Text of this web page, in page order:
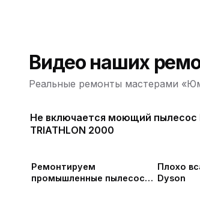
Садовая техника
Видео наших
Реальные ремонты мастерами
Не включается моющий пылесос
TRIATHLON 2000
Ремонтируем
промышленные пылесосы
Плохо
Dyson